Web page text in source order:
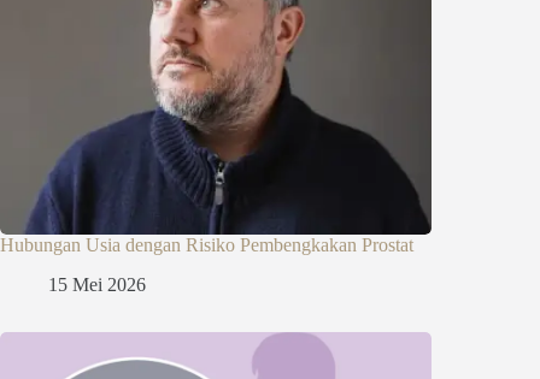
Hubungan Usia dengan Risiko Pembengkakan Prostat
15 Mei 2026